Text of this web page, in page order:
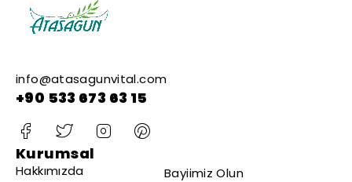
info@atasagunvital.com
+90 533 673 63 15
Kurumsal
Hakkımızda
Bayiimiz Olun